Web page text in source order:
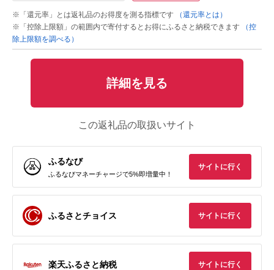
※「還元率」とは返礼品のお得度を測る指標です
（還元率とは）
※「控除上限額」の範囲内で寄付するとお得にふるさと納税できます
（控
除上限額を調べる）
詳細を見る
この返礼品の取扱いサイト
ふるなび
ふるなびマネーチャージで5%即増量中！
サイトに行く
ふるさとチョイス サイトに行く
楽天ふるさと納税 サイトに行く